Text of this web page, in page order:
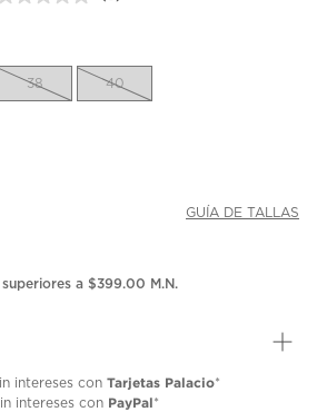
Sin
la
misma
38 40
GUÍA DE TALLAS
a $399.00 M.N.
intereses con Tarjetas Palacio*
intereses con PayPal*